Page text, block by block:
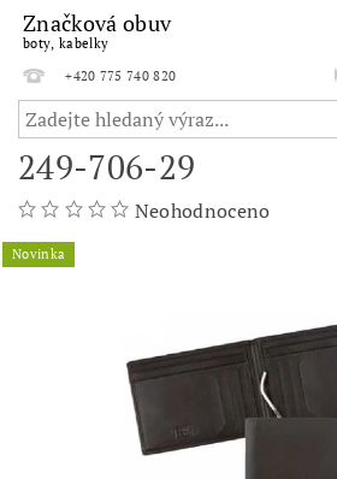
Značková obuv
boty, kabelky
+420 775 740 820
249-706-29
Neohodnoceno
Novinka